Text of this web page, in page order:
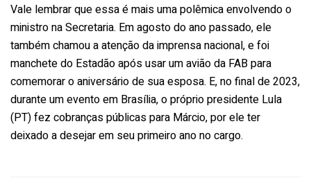
Vale lembrar que essa é mais uma polêmica envolvendo o
ministro na Secretaria. Em agosto do ano passado, ele
também chamou a atenção da imprensa nacional, e foi
manchete do Estadão após usar um avião da FAB para
comemorar o aniversário de sua esposa. E, no final de 2023,
durante um evento em Brasília, o próprio presidente Lula
(PT) fez cobranças públicas para Márcio, por ele ter
deixado a desejar em seu primeiro ano no cargo.